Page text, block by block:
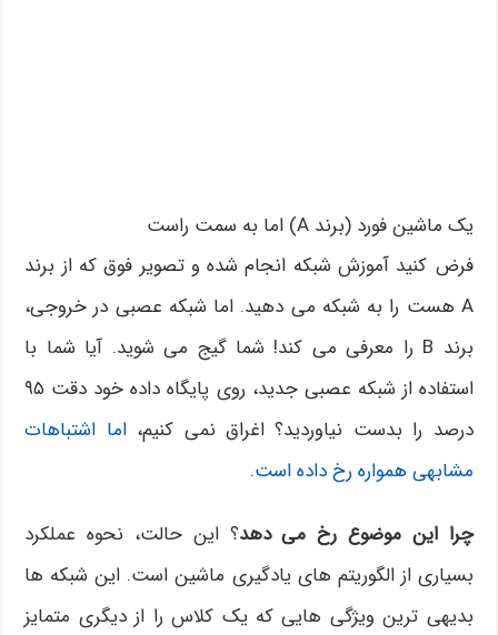
یک ماشین فورد (برند A) اما به سمت راست
فرض کنید آموزش شبکه انجام شده و تصویر فوق که از برند
A هست را به شبکه می دهید. اما شبکه عصبی در خروجی،
برند B را معرفی می کند! شما گیج می شوید. آیا شما با
استفاده از شبکه عصبی جدید، روی پایگاه داده خود دقت ۹۵
درصد را بدست نیاوردید؟ اغراق نمی کنیم،اما اشتباهات
مشابهی همواره رخ داده است.
چرا این موضوع رخ می دهد؟ این حالت، نحوه عملکرد
بسیاری از الگوریتم های یادگیری ماشین است. این شبکه ها
بدیهی ترین ویژگی هایی که یک کلاس را از دیگری متمایز